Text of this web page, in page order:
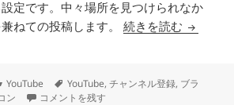
定です。中々場所を見つけられなか
ねての投稿します。続きを読む
カ
テ
YouTube
タ
グ
YouTube,チャンネル登録, ブラ
ン YouTubeの右下に表示されるチャンネル登録
コメントを残す